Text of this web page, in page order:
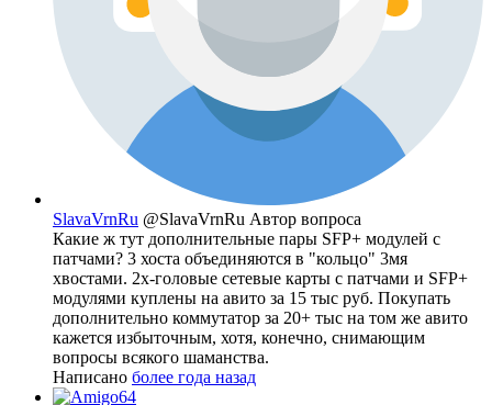
SlavaVrnRu @SlavaVrnRu Автор вопроса
Какие ж тут дополнительные пары SFP+ модулей с
патчами? 3 хоста объединяются в "кольцо" 3мя
хвостами. 2х-головые сетевые карты с патчами и SFP+
модулями куплены на авито за 15 тыс руб. Покупать
дополнительно коммутатор за 20+ тыс на том же авито
кажется избыточным, хотя, конечно, снимающим
вопросы всякого шаманства.
Написано более года назад